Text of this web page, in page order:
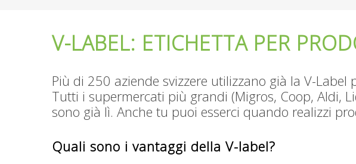
di
pane
V-LABEL: ETICHETTA PER
Più di 250 aziende svizzere utilizzano già la V-
Tutti i supermercati più grandi (Migros, Coop, Aldi,
sono già lì. Anche tu puoi esserci quando realizzi
Quali sono i vantaggi della V-label?